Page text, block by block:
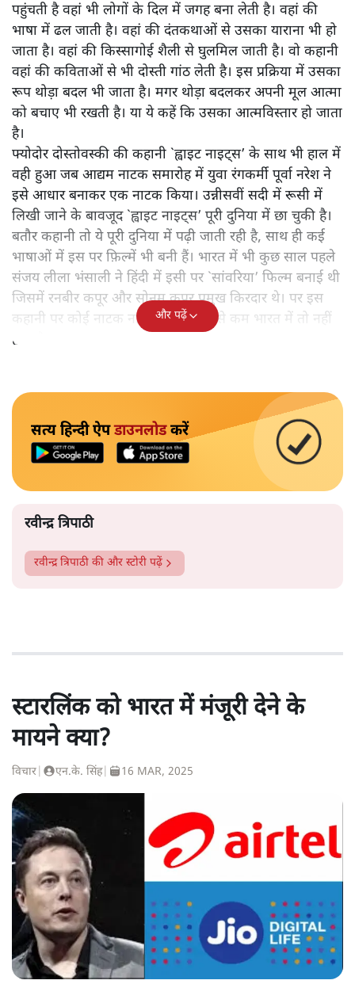
पहुंचती है वहां भी लोगों के दिल में जगह बना लेती है। वहां की
भाषा में ढल जाती है। वहां की दंतकथाओं से उसका याराना भी हो
जाता है। वहां की किस्सागोई शैली से घुलमिल जाती है। वो कहानी
वहां की कविताओं से भी दोस्ती गांठ लेती है। इस प्रक्रिया में उसका
रूप थोड़ा बदल भी जाता है। मगर थोड़ा बदलकर अपनी मूल आत्मा
को बचाए भी रखती है। या ये कहें कि उसका आत्मविस्तार हो जाता
है।
फ्योदोर दोस्तोवस्की की कहानी `ह्वाइट नाइट्स’ के साथ भी हाल में
वही हुआ जब आद्यम नाटक समारोह में युवा रंगकर्मी पूर्वा नरेश ने
इसे आधार बनाकर एक नाटक किया। उन्नीसवीं सदी में रूसी में
लिखी जाने के बावजूद `ह्वाइट नाइट्स’ पूरी दुनिया में छा चुकी है।
बतौर कहानी तो ये पूरी दुनिया में पढ़ी जाती रही है, साथ ही कई
भाषाओं में इस पर फ़िल्में भी बनी हैं। भारत में भी कुछ साल पहले
संजय लीला भंसाली ने हिंदी में इसी पर `सांवरिया’ फिल्म बनाई थी
जिसमें रनबीर कपूर और सोनम कपूर प्रमुख किरदार थे। पर इस
कहानी पर कोई नाटक नहीं हुआ है। कम से कम भारत में तो नहीं
हुआ है।
और पढ़ें
सत्य हिन्दी ऐपडाउनलोडकरें
रवीन्द्र त्रिपाठी
रवीन्द्र त्रिपाठी की और स्टोरी पढ़ें
स्टारलिंक को भारत में मंजूरी देने के
मायने क्या?
विचार एन.के. सिंह| 16 MAR, 2025